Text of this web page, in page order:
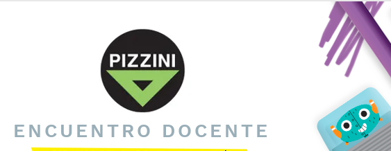
ENCUENTRO DOCENTE